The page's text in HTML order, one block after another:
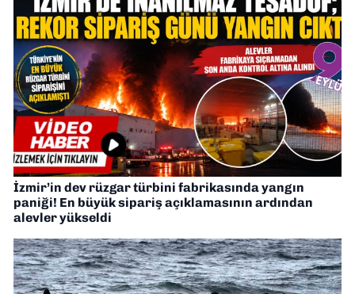
İzmir’in dev rüzgar türbini fabrikasında yangın
paniği! En büyük sipariş açıklamasının ardından
alevler yükseldi